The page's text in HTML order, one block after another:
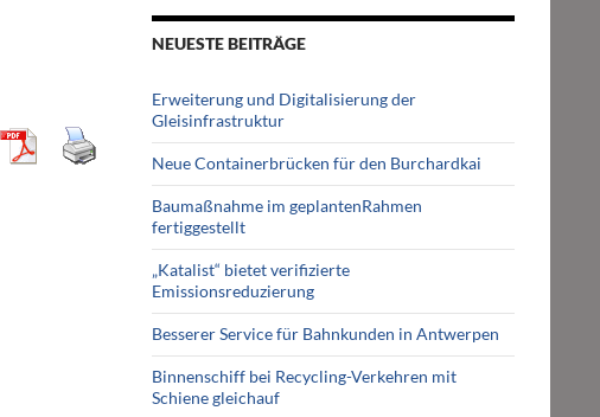
NEUESTE BEITRÄGE
Erweiterung und Digitalisierung der
Gleisinfrastruktur
Neue Containerbrücken für den Burchardkai
Baumaßnahme im geplantenRahmen
fertiggestellt
„Katalist“ bietet verifizierte
Emissionsreduzierung
Besserer Service für Bahnkunden in Antwerpen
Binnenschiff bei Recycling-Verkehren mit
Schiene gleichauf